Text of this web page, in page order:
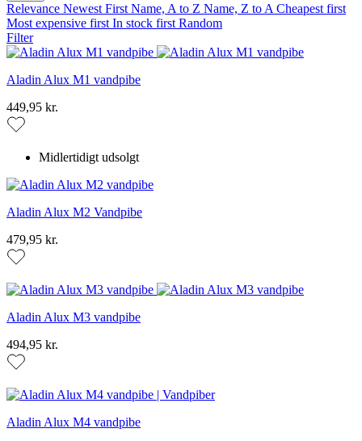
MATERIALE
FARVE
Relevance Newest First Name, A to Z Name, Z to A Cheapest first
Most expensive first In stock first Random
Filter
Aladin Alux M1 vandpibe
449,95 kr.
Midlertidigt udsolgt
Aladin Alux M2 Vandpibe
479,95 kr.
Aladin Alux M3 vandpibe
494,95 kr.
Aladin Alux M4 vandpibe